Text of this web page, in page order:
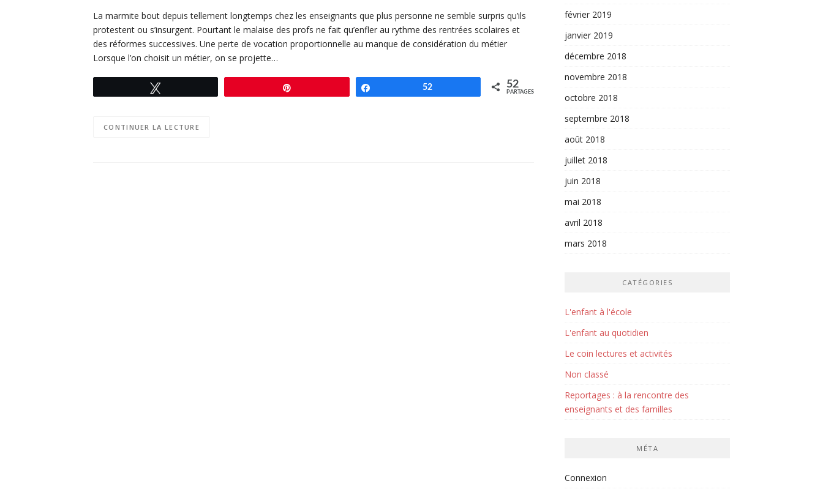
La marmite bout depuis tellement longtemps chez les enseignants que plus personne ne semble surpris qu’ils
protestent ou s’insurgent. Pourtant le malaise des profs ne fait qu’enfler au rythme des rentrées scolaires et
des réformes successives. Une perte de vocation proportionnelle au manque de considération du métier
Lorsque l’on choisit un métier, on se projette…
52 52
PARTAGES
CONTINUER LA LECTURE
février 2019
janvier 2019
décembre 2018
novembre 2018
octobre 2018
septembre 2018
août 2018
juillet 2018
juin 2018
mai 2018
avril 2018
mars 2018
CATÉGORIES
L'enfant à l'école
L'enfant au quotidien
Le coin lectures et activités
Non classé
Reportages : à la rencontre des
enseignants et des familles
MÉTA
Connexion